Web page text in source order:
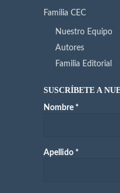
Familia CEC
Nuestro Equipo
Autores
Familia Editorial
SUSCRÍBETE A
Nombre *
Apellido *